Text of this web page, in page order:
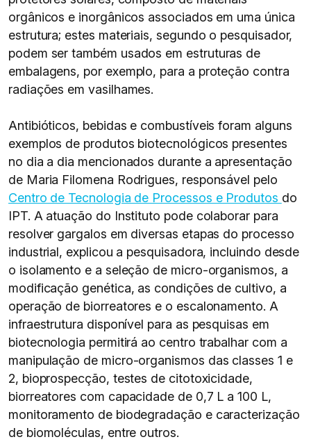
orgânicos e inorgânicos associados em uma única
estrutura; estes materiais, segundo o pesquisador,
podem ser também usados em estruturas de
embalagens, por exemplo, para a proteção contra
radiações em vasilhames.
Antibióticos, bebidas e combustíveis foram alguns
exemplos de produtos biotecnológicos presentes
no dia a dia mencionados durante a apresentação
de Maria Filomena Rodrigues, responsável pelo
Centro de Tecnologia de Processos e Produtos do
IPT. A atuação do Instituto pode colaborar para
resolver gargalos em diversas etapas do processo
industrial, explicou a pesquisadora, incluindo desde
o isolamento e a seleção de micro-organismos, a
modificação genética, as condições de cultivo, a
operação de biorreatores e o escalonamento. A
infraestrutura disponível para as pesquisas em
biotecnologia permitirá ao centro trabalhar com a
manipulação de micro-organismos das classes 1 e
2, bioprospecção, testes de citotoxicidade,
biorreatores com capacidade de 0,7 L a 100 L,
monitoramento de biodegradação e caracterização
de biomoléculas, entre outros.